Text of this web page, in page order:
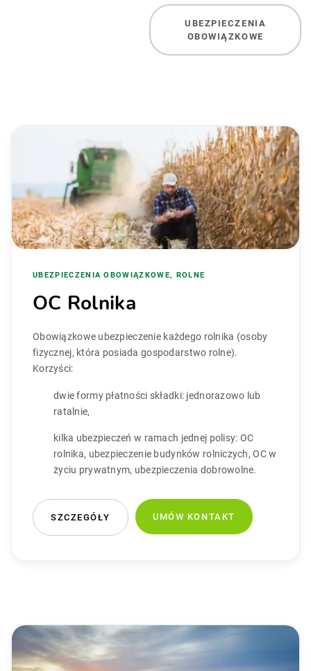
UBEZPIECZENIA
OBOWIĄZKOWE
UBEZPIECZENIA OBOWIĄZKOWE, ROLNE
OC Rolnika
Obowiązkowe ubezpieczenie każdego rolnika (osoby
fizycznej, która posiada gospodarstwo rolne).
Korzyści:
dwie formy płatności składki: jednorazowo lub
ratalnie,
kilka ubezpieczeń w ramach jednej polisy: OC
rolnika, ubezpieczenie budynków rolniczych, OC w
życiu prywatnym, ubezpieczenia dobrowolne.
SZCZEGÓŁY UMÓW KONTAKT